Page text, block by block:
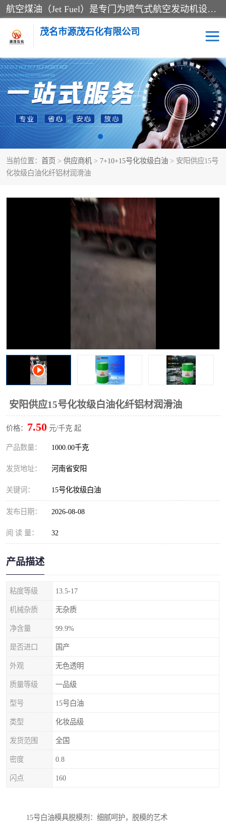
航空煤油（Jet Fuel）是专门为喷气式航空发动机设计的高纯度燃料，主要分为Jet A、Jet A-1和Jet B等类型。其特点是闪点高、低温流动性好，并添加了抗静电剂和抗氧化剂以确保飞行安全。航空煤油需
茂名市源茂石化有限公司
当前位置： 首页 > 供应商机 > 7+10+15号化妆级白油 > 安阳供应15号
化妆级白油化纤铝材润滑油
安阳供应15号化妆级白油化纤铝材润滑油
价格： 7.50 元/千克 起
产品数量： 1000.00千克
发货地址： 河南省安阳
关键词： 15号化妆级白油
发布日期： 2026-08-08
阅 读 量： 32
产品描述
粘度等级 13.5-17
机械杂质 无杂质
净含量 99.9%
是否进口 国产
外观 无色透明
质量等级 一品级
型号 15号白油
类型 化妆品级
发货范围 全国
密度 0.8
闪点 160
15号白油模具脱模剂：细腻呵护，脱模的艺术
RP3航空煤油 D20+D30溶剂油
D40+D60溶剂油 D80+D100溶剂油
6号+120号溶剂油 260号溶剂油
异构烷烃 天然乳胶
26+32号化妆级白油 46+68号化妆级白油